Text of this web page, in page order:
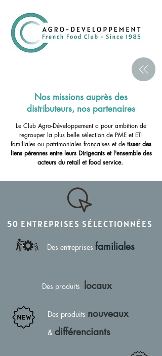
Nos missions auprès des
distributeurs, nos partenaires
Le Club Agro-Développement a pour ambition de
regrouper la plus belle sélection de PME et ETI
familiales ou patrimoniales françaises et de tisser des
liens pérennes entre leurs Dirigeants et l'ensemble des
acteurs du retail et food service.
50 ENTREPRISES SÉLECTIONNÉES
Des entreprises familiales
Des produits locaux
Des produits nouveaux
& différenciants